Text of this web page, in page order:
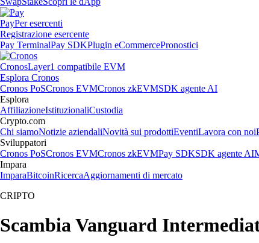
PayPer esercenti
Registrazione esercente
Pay TerminalPay SDKPlugin eCommercePronostici
CronosLayer1 compatibile EVM
Esplora Cronos
Cronos PoSCronos EVMCronos zkEVMSDK agente AI
Esplora
AffiliazioneIstituzionaliCustodia
Crypto.com
Chi siamoNotizie aziendaliNovità sui prodottiEventiLavora con noi
Sviluppatori
Cronos PoSCronos EVMCronos zkEVMPay SDKSDK agente AI
Impara
ImparaBitcoinRicercaAggiornamenti di mercato
CRIPTO
Scambia Vanguard